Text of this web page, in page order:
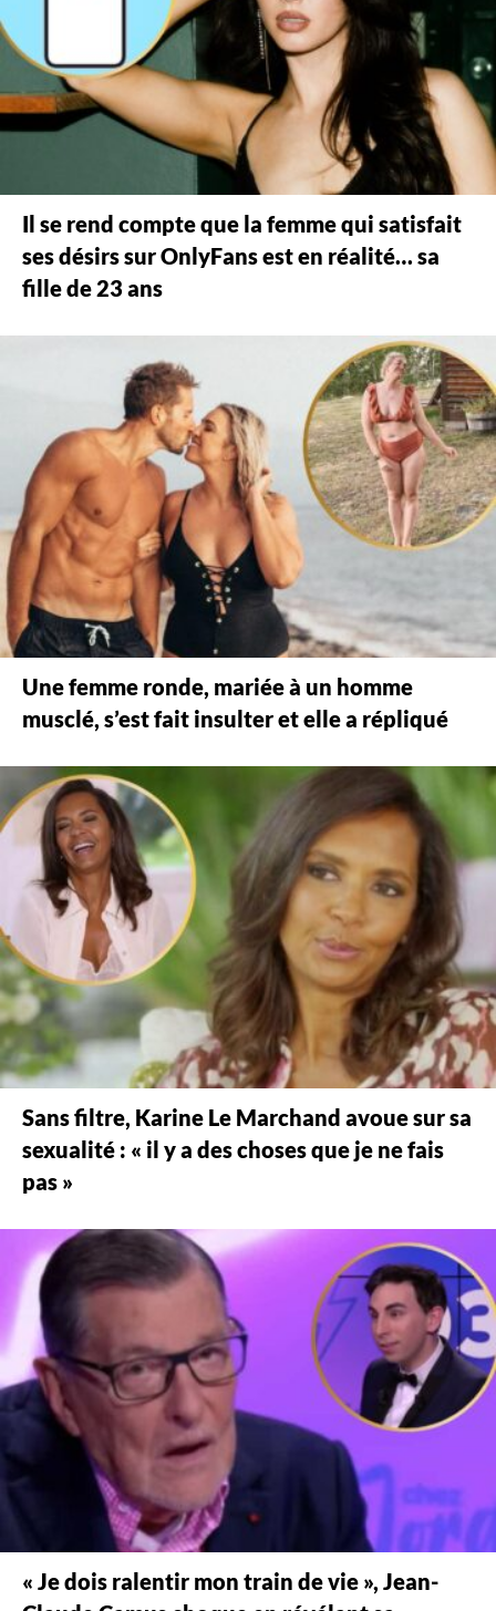
Il se rend compte que la femme qui satisfait
ses désirs sur OnlyFans est en réalité… sa
fille de 23 ans
Une femme ronde, mariée à un homme
musclé, s’est fait insulter et elle a répliqué
Sans filtre, Karine Le Marchand avoue sur sa
sexualité : « il y a des choses que je ne fais
pas »
« Je dois ralentir mon train de vie », Jean-